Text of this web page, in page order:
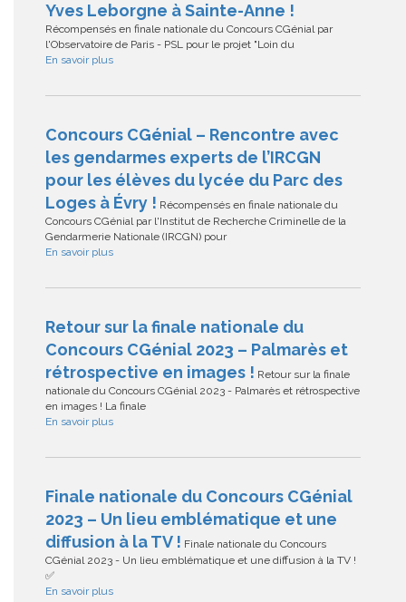
Yves Leborgne à Sainte-Anne !
Récompensés en finale nationale du Concours CGénial par
l'Observatoire de Paris - PSL pour le projet "Loin du
En savoir plus
Concours CGénial – Rencontre avec
les gendarmes experts de l’IRCGN
pour les élèves du lycée du Parc des
Loges à Évry ! Récompensés en finale nationale du
Concours CGénial par l'Institut de Recherche Criminelle de la
Gendarmerie Nationale (IRCGN) pour
En savoir plus
Retour sur la finale nationale du
Concours CGénial 2023 – Palmarès et
rétrospective en images ! Retour sur la finale
nationale du Concours CGénial 2023 - Palmarès et rétrospective
en images ! La finale
En savoir plus
Finale nationale du Concours CGénial
2023 – Un lieu emblématique et une
diffusion à la TV ! Finale nationale du Concours
CGénial 2023 - Un lieu emblématique et une diffusion à la TV !
✅
En savoir plus